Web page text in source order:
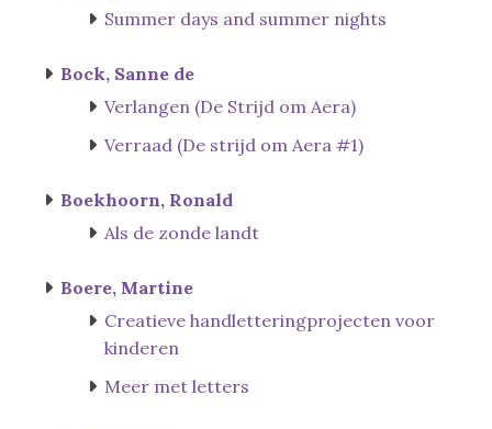
Summer days and summer nights
Bock, Sanne de
Verlangen (De Strijd om Aera)
Verraad (De strijd om Aera #1)
Boekhoorn, Ronald
Als de zonde landt
Boere, Martine
Creatieve handletteringprojecten voor
kinderen
Meer met letters